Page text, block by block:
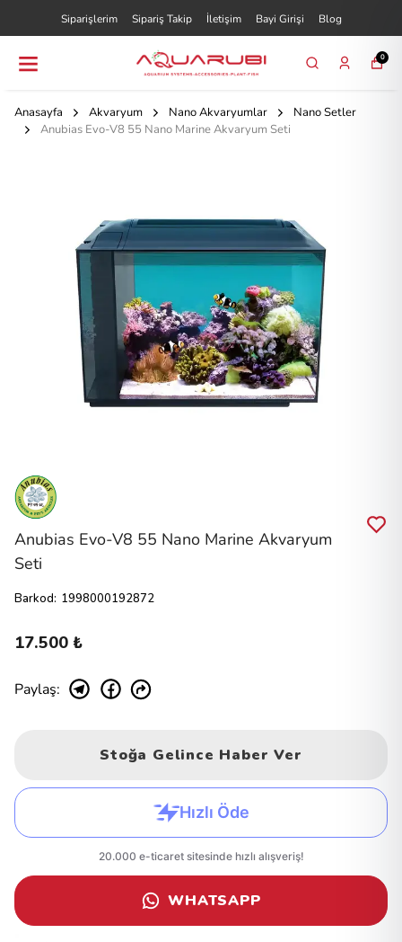
Siparişlerim Sipariş Takip İletişim Bayi Girişi Blog
0
Anasayfa Akvaryum Nano Akvaryumlar
Nano Setler
Anubias Evo-V8 55 Nano Marine Akvaryum Seti
Anubias Evo-V8 55 Nano Marine Akvaryum
Seti
Barkod: 1998000192872
17.500 ₺
Paylaş:
Stoğa Gelince Haber Ver
WHATSAPP